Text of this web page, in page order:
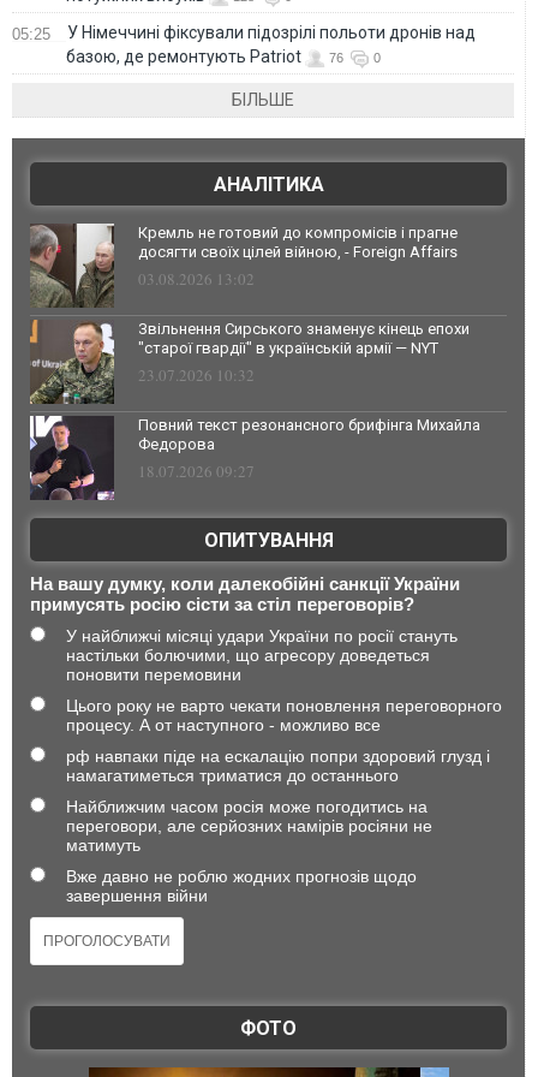
05:25
У Німеччині фіксували підозрілі польоти дронів над
базою, де ремонтують Patriot
76 0
БІЛЬШЕ
АНАЛІТИКА
Кремль не готовий до компромісів і прагне
досягти своїх цілей війною, - Foreign Affairs
03.08.2026 13:02
Звільнення Сирського знаменує кінець епохи
"старої гвардії" в українській армії — NYT
23.07.2026 10:32
Повний текст резонансного брифінга Михайла
Федорова
18.07.2026 09:27
ОПИТУВАННЯ
На вашу думку, коли далекобійні санкції України
примусять росію сісти за стіл переговорів?
У найближчі місяці удари України по росії стануть
настільки болючими, що агресору доведеться
поновити перемовини
Цього року не варто чекати поновлення переговорного
процесу. А от наступного - можливо все
рф навпаки піде на ескалацію попри здоровий глузд і
намагатиметься триматися до останнього
Найближчим часом росія може погодитись на
переговори, але серйозних намірів росіяни не
матимуть
Вже давно не роблю жодних прогнозів щодо
завершення війни
ФОТО